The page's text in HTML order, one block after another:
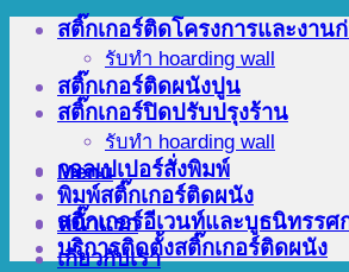
Menu
หน้าแรก
เกี่ยวกับเรา
สติ๊กเกอร์ติดโครงการและงาน
รับทำ hoarding wall
สติ๊กเกอร์ติดผนังปูน
สติ๊กเกอร์ปิดปรับปรุงร้าน
รับทำ hoarding wall
วอลเปเปอร์สั่งพิมพ์
พิมพ์สติ๊กเกอร์ติดผนัง
สติ๊กเกอร์อีเวนท์และบูธนิทรรศ
บริการติดตั้งสติ๊กเกอร์ติดผนัง